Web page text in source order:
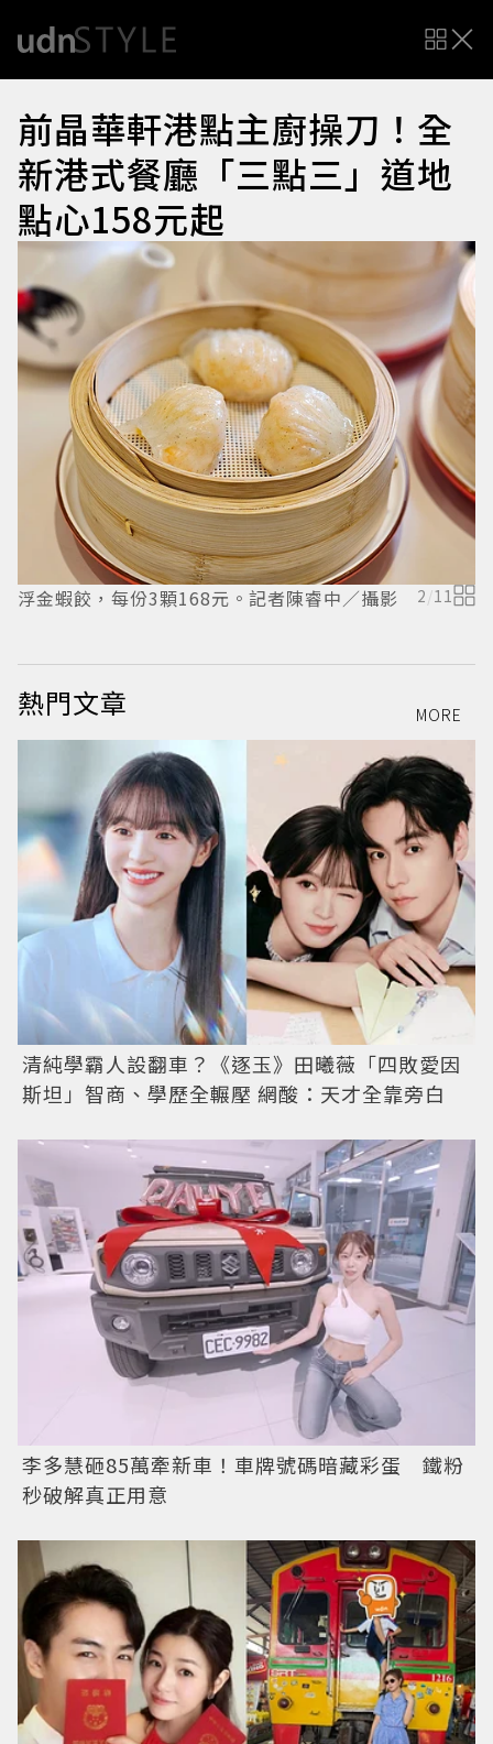
前晶華軒港點主廚操刀！全
新港式餐廳「三點三」道地
點心158元起
浮金蝦餃，每份3顆168元。記者陳睿中／攝影 2/11
熱門文章 MORE
清純學霸人設翻車？《逐玉》田曦薇「四敗愛因
斯坦」智商、學歷全輾壓 網酸：天才全靠旁白
李多慧砸85萬牽新車！車牌號碼暗藏彩蛋 鐵粉
秒破解真正用意